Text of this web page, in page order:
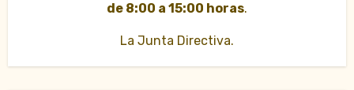
de 8:00 a 15:00 horas.
La Junta Directiva.